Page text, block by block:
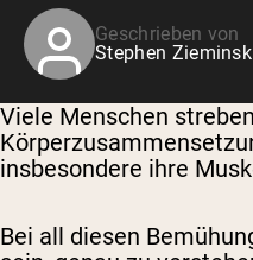
Geschrieben von
Stephen
Viele Menschen
insbesondere ihre
Bei all diesen